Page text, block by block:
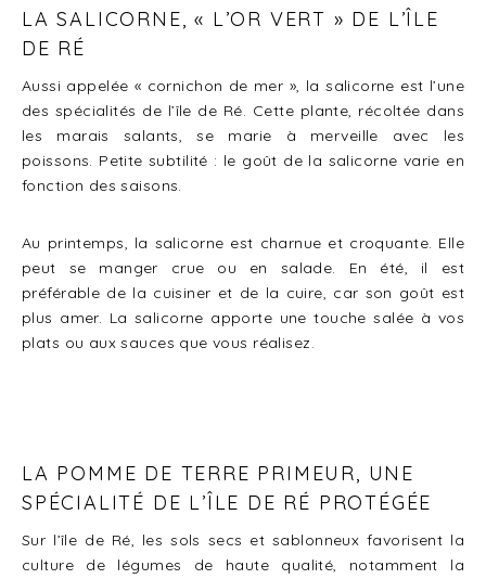
LA SALICORNE, « L’OR VERT » DE L’ÎLE
DE RÉ
Aussi appelée « cornichon de mer », la salicorne est l’une
des spécialités de l’île de Ré. Cette plante, récoltée dans
les marais salants, se marie à merveille avec les
poissons. Petite subtilité : le goût de la salicorne varie en
fonction des saisons.
Au printemps, la salicorne est charnue et croquante. Elle
peut se manger crue ou en salade. En été, il est
préférable de la cuisiner et de la cuire, car son goût est
plus amer. La salicorne apporte une touche salée à vos
plats ou aux sauces que vous réalisez.
LA POMME DE TERRE PRIMEUR, UNE
SPÉCIALITÉ DE L’ÎLE DE RÉ PROTÉGÉE
Sur l’île de Ré, les sols secs et sablonneux favorisent la
culture de légumes de haute qualité, notamment la